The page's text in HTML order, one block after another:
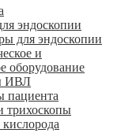
эндоскопии
для эндоскопии
и
оборудование
ИВЛ
пациента
трихоскопы